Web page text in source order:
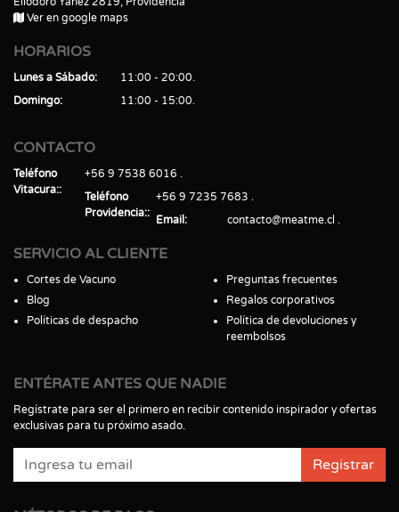
Ver en google maps
HORARIOS
Lunes a Sábado
11:00 - 20:00
Domingo
11:00 - 15:00
CONTACTO
Teléfono
Vitacura:
+56 9 7538 6016
Teléfono
Providencia:
+56 9 7235 7683
Email
contacto@meatme.cl
SERVICIO AL CLIENTE
Cortes de Vacuno
Blog
Políticas de despacho
Preguntas frecuentes
Regalos corporativos
Política de devoluciones y
reembolsos
ENTÉRATE ANTES QUE NADIE
Regístrate para ser el primero en recibir contenido inspirador y ofertas
exclusivas para tu próximo asado.
Registrar